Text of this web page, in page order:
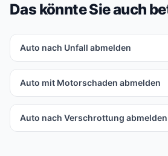
Das könnte Sie auch
Auto nach Unfall abmelden
Auto mit Motorschaden abmelden
Auto nach Verschrottung abmelden